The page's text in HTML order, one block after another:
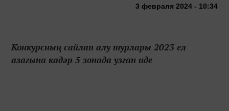
3 февраля 2024 - 10:34
Конкурсның сайлап алу турлары 2023 ел
азагына кадәр 5 зонада узган иде